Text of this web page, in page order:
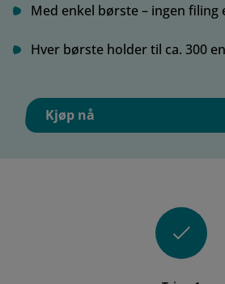
Med enkel børste – ingen filing
Hver børste holder til ca. 300
Kjøp nå